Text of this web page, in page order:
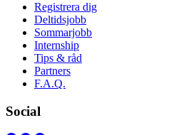
Registrera dig
Deltidsjobb
Sommarjobb
Internship
Tips & råd
Partners
F.A.Q.
Social